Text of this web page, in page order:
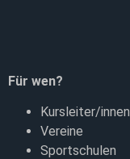
Für wen?
Kursleiter/innen
Vereine
Sportschulen